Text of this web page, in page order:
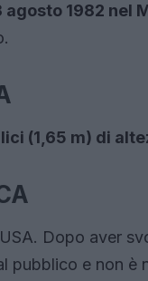
1982 nel
(1,65 m) di
Dopo aver
pubblico e non è